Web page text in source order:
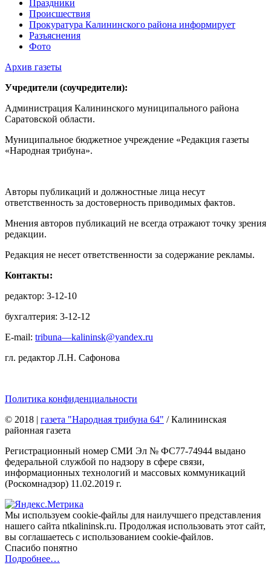
Праздники
Происшествия
Прокуратура Калининского района информирует
Разъяснения
Фото
Архив газеты
Учредители (соучредители):
Администрация Калининского муниципального района
Саратовской области.
Муниципальное бюджетное учреждение «Редакция газеты
«Народная трибуна».
Авторы публикаций и должностные лица несут
ответственность за достоверность приводимых фактов.
Мнения авторов публикаций не всегда отражают точку зрения
редакции.
Редакция не несет ответственности за содержание рекламы.
Контакты:
редактор: 3-12-10
бухгалтерия: 3-12-12
E-mail: tribuna—kalininsk@yandex.ru
гл. редактор Л.Н. Сафонова
Политика конфиденциальности
© 2018 | газета "Народная трибуна 64" / Калининская
районная газета
Регистрационный номер СМИ Эл № ФС77-74944 выдано
федеральной службой по надзору в сфере связи,
информационных технологий и массовых коммуникаций
(Роскомнадзор) 11.02.2019 г.
Мы используем cookie-файлы для наилучшего представления
нашего сайта ntkalininsk.ru. Продолжая использовать этот сайт,
вы соглашаетесь с использованием cookie-файлов.
Спасибо понятно
Подробнее…